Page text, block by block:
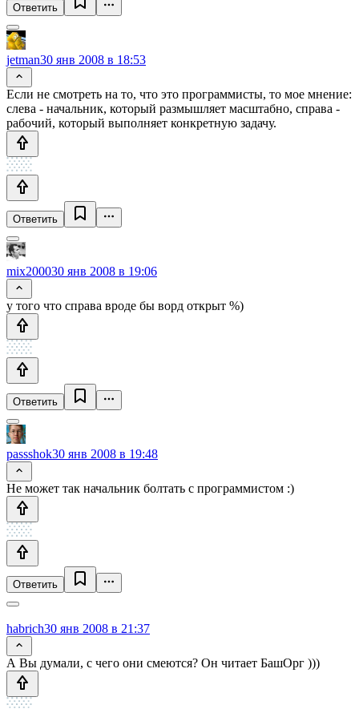
Ответить
jetman30 янв 2008 в 18:53
Если не смотреть на то, что это программисты, то мое мнение:
слева - начальник, который размышляет масштабно, справа -
рабочий, который выполняет конкретную задачу.
Ответить
mix200030 янв 2008 в 19:06
у того что справа вроде бы ворд открыт %)
Ответить
passshok30 янв 2008 в 19:48
Не может так начальник болтать с программистом :)
Ответить
habrich30 янв 2008 в 21:37
А Вы думали, с чего они смеются? Он читает БашОрг )))